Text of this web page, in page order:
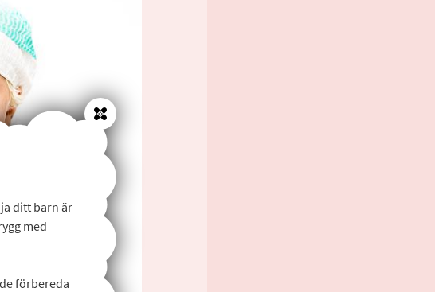
Stäng
ditt barn är
med
förbereda